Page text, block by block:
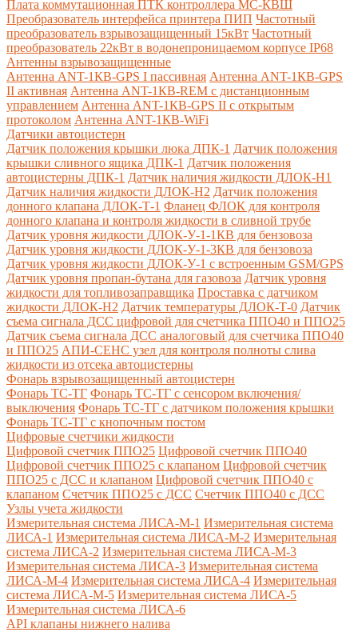
Плата коммутационная ПТК контроллера МС-КВШ
Преобразователь интерфейса принтера ПИП Частотный
преобразователь взрывозащищенный 15кВт Частотный
преобразователь 22кВт в водонепроницаемом корпусе IP68
Антенны взрывозащищенные
Антенна ANT-1КВ-GPS I пассивная Антенна ANT-1КВ-GPS
II активная Антенна ANT-1КВ-REM c дистанционным
управлением Антенна ANT-1КВ-GPS II с открытым
протоколом Антенна ANT-1КВ-WiFi
Датчики автоцистерн
Датчик положения крышки люка ДПК-1 Датчик положения
крышки сливного ящика ДПК-1 Датчик положения
автоцистерны ДПК-1 Датчик наличия жидкости ДЛОК-Н1
Датчик наличия жидкости ДЛОК-Н2 Датчик положения
донного клапана ДЛОК-Т-1 Фланец ФЛОК для контроля
донного клапана и контроля жидкости в сливной трубе
Датчик уровня жидкости ДЛОК-У-1-1КВ для бензовоза
Датчик уровня жидкости ДЛОК-У-1-3КВ для бензовоза
Датчик уровня жидкости ДЛОК-У-1 с встроенным GSM/GPS
Датчик уровня пропан-бутана для газовоза Датчик уровня
жидкости для топливозаправщика Проставка с датчиком
жидкости ДЛОК-Н2 Датчик температуры ДЛОК-Т-0 Датчик
съема сигнала ДСС цифровой для счетчика ППО40 и ППО25
Датчик съема сигнала ДСС аналоговый для счетчика ППО40
и ППО25 АПИ-СЕНС узел для контроля полноты слива
жидкости из отсека автоцистерны
Фонарь взрывозащищенный автоцистерн
Фонарь ТС-ТГ Фонарь ТС-ТГ с сенсором включения/
выключения Фонарь ТС-ТГ с датчиком положения крышки
Фонарь ТС-ТГ с кнопочным постом
Цифровые счетчики жидкости
Цифровой счетчик ППО25 Цифровой счетчик ППО40
Цифровой счетчик ППО25 с клапаном Цифровой счетчик
ППО25 с ДСС и клапаном Цифровой счетчик ППО40 с
клапаном Счетчик ППО25 с ДСС Счетчик ППО40 с ДСС
Узлы учета жидкости
Измерительная система ЛИСА-М-1 Измерительная система
ЛИСА-1 Измерительная система ЛИСА-М-2 Измерительная
система ЛИСА-2 Измерительная система ЛИСА-М-3
Измерительная система ЛИСА-3 Измерительная система
ЛИСА-М-4 Измерительная система ЛИСА-4 Измерительная
система ЛИСА-М-5 Измерительная система ЛИСА-5
Измерительная система ЛИСА-6
API клапаны нижнего налива